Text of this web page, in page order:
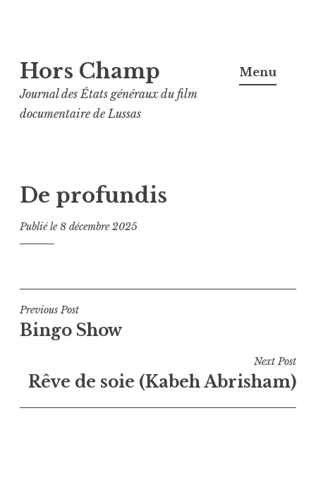
au
contenu
principal
Hors Champ
Journal des États généraux du film
documentaire de Lussas
Menu
De profundis
Publié le8 décembre 2025
Navigation
de
Previous Post
Bingo Show
Next Post
Rêve de soie (Kabeh Abrisham)